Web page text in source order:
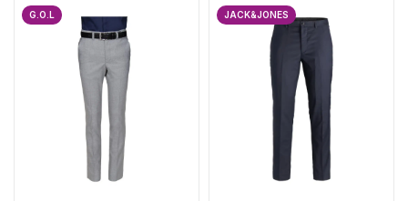
G.O.L JACK&JONES